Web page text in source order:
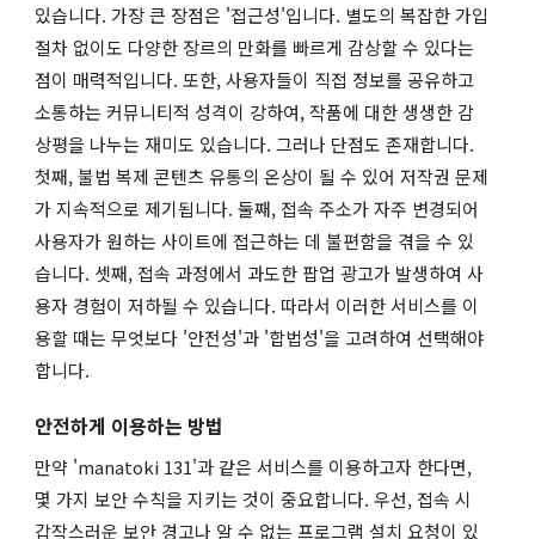
있습니다. 가장 큰 장점은 '접근성'입니다. 별도의 복잡한 가입
절차 없이도 다양한 장르의 만화를 빠르게 감상할 수 있다는
점이 매력적입니다. 또한, 사용자들이 직접 정보를 공유하고
소통하는 커뮤니티적 성격이 강하여, 작품에 대한 생생한 감
상평을 나누는 재미도 있습니다. 그러나 단점도 존재합니다.
첫째, 불법 복제 콘텐츠 유통의 온상이 될 수 있어 저작권 문제
가 지속적으로 제기됩니다. 둘째, 접속 주소가 자주 변경되어
사용자가 원하는 사이트에 접근하는 데 불편함을 겪을 수 있
습니다. 셋째, 접속 과정에서 과도한 팝업 광고가 발생하여 사
용자 경험이 저하될 수 있습니다. 따라서 이러한 서비스를 이
용할 때는 무엇보다 '안전성'과 '합법성'을 고려하여 선택해야
합니다.
안전하게 이용하는 방법
만약 'manatoki 131'과 같은 서비스를 이용하고자 한다면,
몇 가지 보안 수칙을 지키는 것이 중요합니다. 우선, 접속 시
갑작스러운 보안 경고나 알 수 없는 프로그램 설치 요청이 있